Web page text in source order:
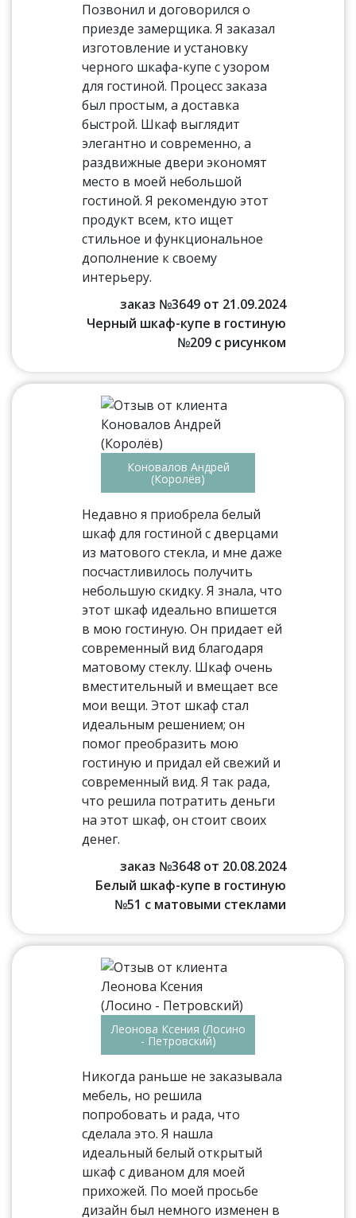
Позвонил и договорился о
приезде замерщика. Я заказал
изготовление и установку
черного шкафа-купе с узором
для гостиной. Процесс заказа
был простым, а доставка
быстрой. Шкаф выглядит
элегантно и современно, а
раздвижные двери экономят
место в моей небольшой
гостиной. Я рекомендую этот
продукт всем, кто ищет
стильное и функциональное
дополнение к своему
интерьеру.
заказ №3649 от 21.09.2024
Черный шкаф-купе в гостиную
№209 с рисунком
Коновалов Андрей
(Королёв)
Недавно я приобрела белый
шкаф для гостиной с дверцами
из матового стекла, и мне даже
посчастливилось получить
небольшую скидку. Я знала, что
этот шкаф идеально впишется
в мою гостиную. Он придает ей
современный вид благодаря
матовому стеклу. Шкаф очень
вместительный и вмещает все
мои вещи. Этот шкаф стал
идеальным решением; он
помог преобразить мою
гостиную и придал ей свежий и
современный вид. Я так рада,
что решила потратить деньги
на этот шкаф, он стоит своих
денег.
заказ №3648 от 20.08.2024
Белый шкаф-купе в гостиную
№51 с матовыми стеклами
Леонова Ксения (Лосино
- Петровский)
Никогда раньше не заказывала
мебель, но решила
попробовать и рада, что
сделала это. Я нашла
идеальный белый открытый
шкаф с диваном для моей
прихожей. По моей просьбе
дизайн был немного изменен в